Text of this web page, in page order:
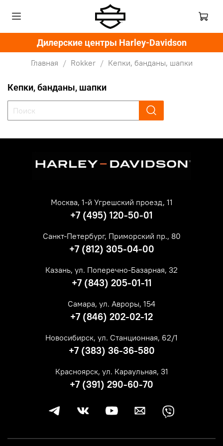
Дилерские центры Harley-Davidson
Главная Rokker Кепки, банданы, шапки
Кепки, банданы, шапки
Москва, 1-й Угрешский проезд, 11
+7 (495) 120-50-01
Санкт-Петербург, Приморский пр., 80
+7 (812) 305-04-00
Казань, ул. Поперечно-Базарная, 32
+7 (843) 205-01-11
Самара, ул. Авроры, 154
+7 (846) 202-02-12
Новосибирск, ул. Станционная, 62/1
+7 (383) 36-36-580
Красноярск, ул. Караульная, 31
+7 (391) 290-60-70